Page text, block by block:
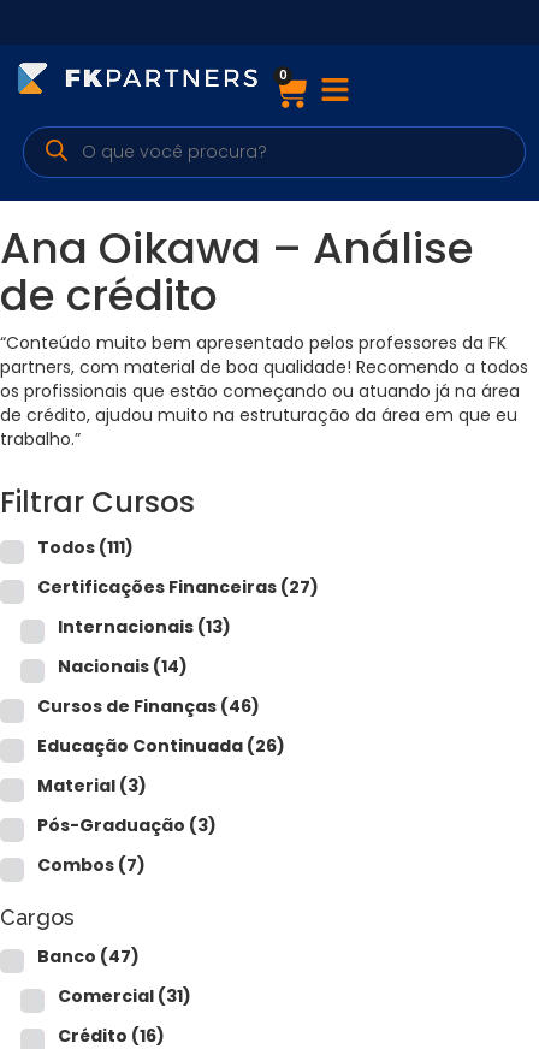
Cursos
Preparatórios Nacionais
Internacionais
Finanças & Edu. Continuada
Por atuação
Navegação
Para empresas
PORTAL EAD
0
Ana Oikawa – Análise
de crédito
“Conteúdo muito bem apresentado pelos professores da FK
partners, com material de boa qualidade! Recomendo a todos
os profissionais que estão começando ou atuando já na área
de crédito, ajudou muito na estruturação da área em que eu
trabalho.”
Filtrar Cursos
Todos (111)
Certificações Financeiras (27)
Internacionais (13)
Nacionais (14)
Cursos de Finanças (46)
Educação Continuada (26)
Material (3)
Pós-Graduação (3)
Combos (7)
Cargos
Banco (47)
Comercial (31)
Crédito (16)